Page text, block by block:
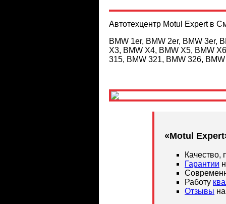
Автотехцентр Motul Expert в
BMW 1er, BMW 2er, BMW 3er,
X3, BMW X4, BMW X5, BMW
315, BMW 321, BMW 326,
«Motul
Качество,
Гарантии
Работу
Отзывы